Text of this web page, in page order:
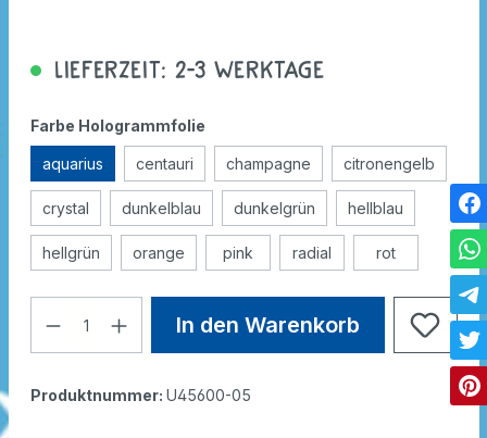
Lieferzeit: 2-3 Werktage
Farbe Hologrammfolie
aquarius centauri champagne citronengelb
crystal dunkelblau dunkelgrün hellblau
hellgrün orange pink radial rot
In den Warenkorb
Produktnummer: U45600-05